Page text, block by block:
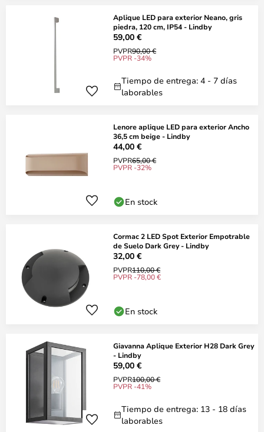
Aplique LED para exterior Neano, gris
piedra, 120 cm, IP54 - Lindby
59,00 €
PVPR90,00 €
PVPR -34%
Tiempo de entrega: 4 - 7 días
laborables
Lenore aplique LED para exterior Ancho
36,5 cm beige - Lindby
44,00 €
PVPR65,00 €
PVPR -32%
En stock
Cormac 2 LED Spot Exterior Empotrable
de Suelo Dark Grey - Lindby
32,00 €
PVPR110,00 €
PVPR -78,00 €
En stock
Giavanna Aplique Exterior H28 Dark Grey
- Lindby
59,00 €
PVPR100,00 €
PVPR -41%
Tiempo de entrega: 13 - 18 días
laborables